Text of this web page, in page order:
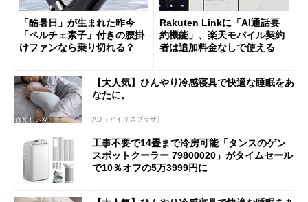
「酷暑日」が生まれた昨今
「ペルチェ素子」付きの腰掛
けファンなら乗り切れる？
Rakuten Linkに「AI通話要
約機能」、楽天モバイル契約
者は追加料金なしで使える
【大人気】ひんやり冷感寝具で快適な睡眠をあ
なたに。
AD（アイリスプラザ）
工事不要で14畳まで冷房可能「タンスのゲン
スポットクーラー 79800020」がタイムセール
で10％オフの5万3999円に